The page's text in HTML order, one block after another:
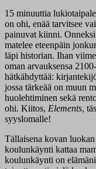
15 minuuttia
on ohi, enää tarvitsee
painuvat kiinni.
matelee eteenpäin
läpi historian. Ihan
oman arvauksensa
hätkähdyttää:
jossa tärkeää on muun
huolehtiminen sekä
ohi. Kiitos, Elements,
syyslomalle!
Tällaisena kovan
koulunkäynti kattaa
koulunkäynti on